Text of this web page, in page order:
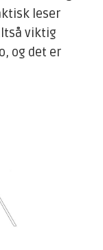
leser
viktig
og det er